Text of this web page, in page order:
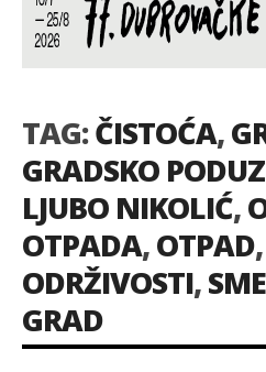
TAG:ČISTOĆA,
GRADSKO
LJUBO NIKOLIĆ,
OTPADA,OTPAD,
ODRŽIVOSTI,
GRAD